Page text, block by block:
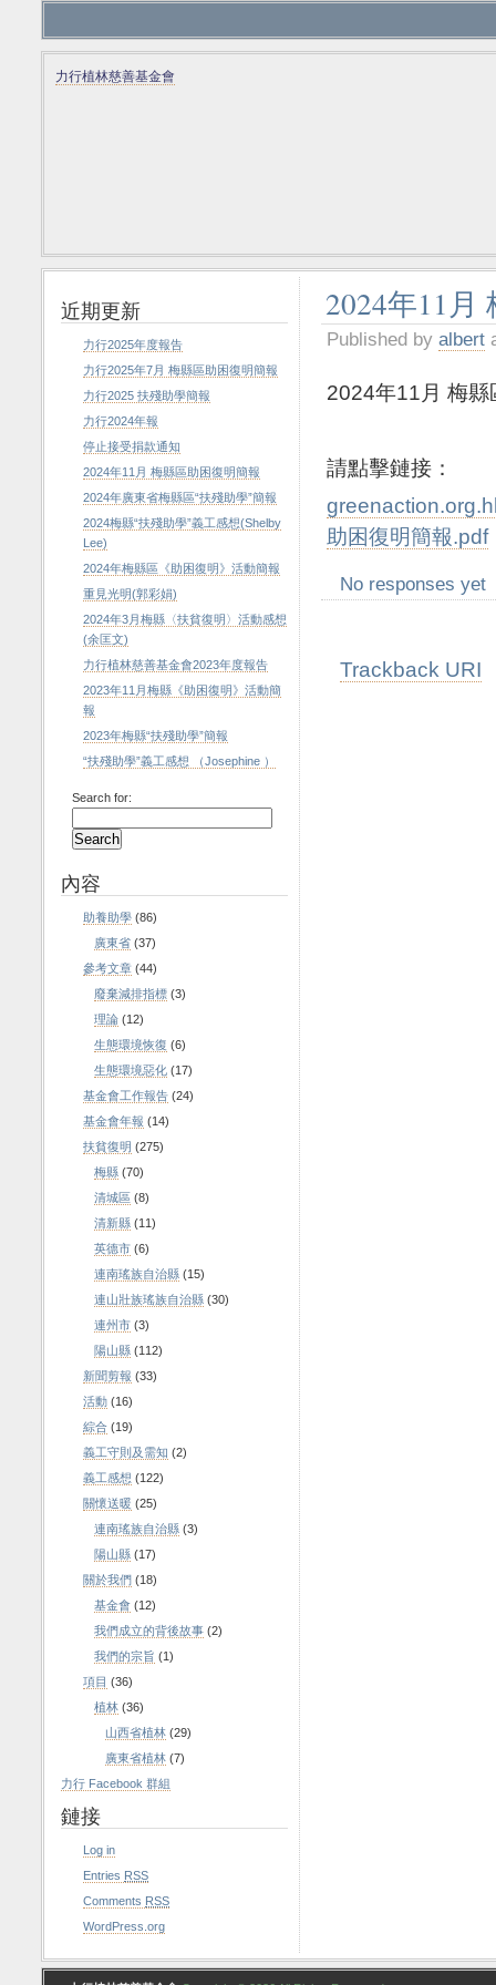
力行植林慈善基金會
2024年11月
Published by albert
2024年11月 梅
請點擊鏈接：
助困復明簡報.pdf
No responses yet
Trackback URI
近期更新
力行2025年度報告
力行2025年7月 梅縣區助困復明簡報
力行2025 扶殘助學簡報
力行2024年報
停止接受捐款通知
2024年11月 梅縣區助困復明簡報
2024年廣東省梅縣區“扶殘助學”簡報
2024梅縣“扶殘助學”義工感想(Shelby
Lee)
2024年梅縣區《助困復明》活動簡報
重見光明(郭彩娟)
2024年3月梅縣〈扶貧復明〉活動感想
(余匡文)
力行植林慈善基金會2023年度報告
2023年11月梅縣《助困復明》活動簡
報
2023年梅縣“扶殘助學”簡報
“扶殘助學”義工感想 （Josephine ）
Search for:
內容
助養助學 (86)
廣東省 (37)
參考文章 (44)
廢棄減排指標 (3)
理論 (12)
生態環境恢復 (6)
生態環境惡化 (17)
基金會工作報告 (24)
基金會年報 (14)
扶貧復明 (275)
梅縣 (70)
清城區 (8)
清新縣 (11)
英德市 (6)
連南瑤族自治縣 (15)
連山壯族瑤族自治縣 (30)
連州市 (3)
陽山縣 (112)
新聞剪報 (33)
活動 (16)
綜合 (19)
義工守則及需知 (2)
義工感想 (122)
關懷送暖 (25)
連南瑤族自治縣 (3)
陽山縣 (17)
關於我們 (18)
基金會 (12)
我們成立的背後故事 (2)
我們的宗旨 (1)
項目 (36)
植林 (36)
山西省植林 (29)
廣東省植林 (7)
力行 Facebook 群組
鏈接
Log in
Entries RSS
Comments RSS
WordPress.org